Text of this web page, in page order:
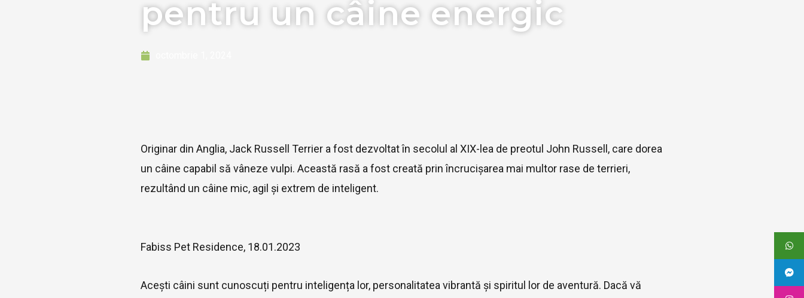
pentru un câine energic
Originar din Anglia, Jack Russell Terrier a fost dezvoltat în secolul al XIX-lea de preotul John Russell, care dorea
un câine capabil să vâneze vulpi. Această rasă a fost creată prin încrucișarea mai multor rase de terrieri,
rezultând un câine mic, agil și extrem de inteligent.
Fabiss Pet Residence, 18.01.2023
Acești câini sunt cunoscuți pentru inteligența lor, personalitatea vibrantă și spiritul lor de aventură. Dacă vă